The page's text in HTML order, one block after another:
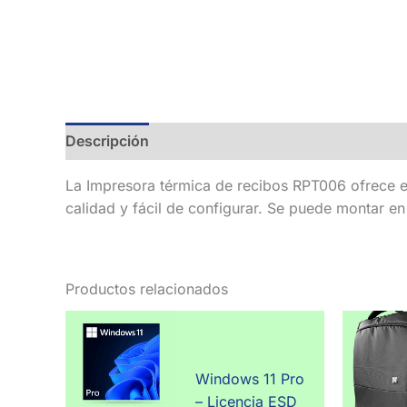
Descripción
La Impresora térmica de recibos RPT006
calidad y fácil de configurar. Se puede montar
Productos relacionados
Windows 11 Pro
– Licencia ESD